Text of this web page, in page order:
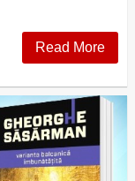
Read More